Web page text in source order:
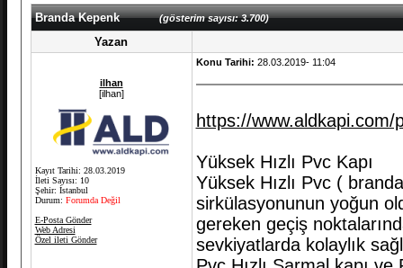
Branda Kepenk(gösterim sayısı: 3.700)
Yazan
ilhan
[ilhan]
Kayıt Tarihi: 28.03.2019
İleti Sayısı: 10
Şehir: İstanbul
Durum: Forumda Değil
E-Posta Gönder
Web Adresi
Özel ileti Gönder
Konu Tarihi: 28.03.2019- 11:04
https://www.aldkapi.com/
Yüksek Hızlı Pvc Kapı
Yüksek Hızlı Pvc (
sirkülasyonunun yoğun
gereken geçiş
sevkiyatlarda kolaylık